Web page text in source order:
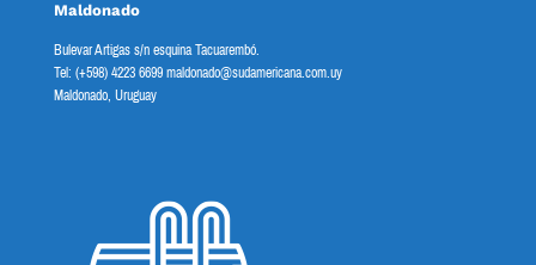
Maldonado
Bulevar Artigas s/n esquina Tacuarembó.
Tel: (+598) 4223 6699 maldonado@sudamericana.com.uy
Maldonado, Uruguay